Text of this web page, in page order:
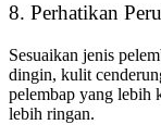
8. Perhatikan
Sesuaikan jenis
dingin, kulit
pelembap yang lebih
lebih ringan.